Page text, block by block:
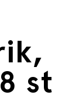
st